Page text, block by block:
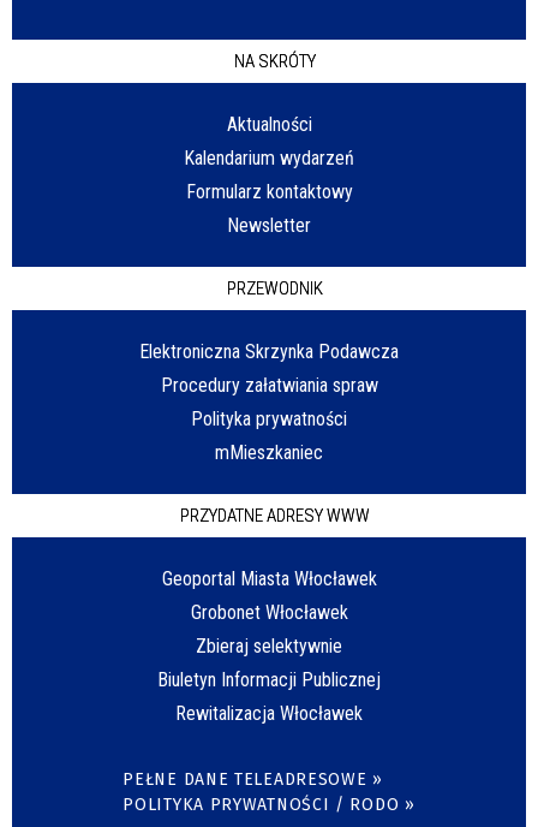
NA SKRÓTY
Aktualności
Kalendarium wydarzeń
Formularz kontaktowy
Newsletter
PRZEWODNIK
Elektroniczna Skrzynka Podawcza
Procedury załatwiania spraw
Polityka prywatności
mMieszkaniec
PRZYDATNE ADRESY WWW
Geoportal Miasta Włocławek
Grobonet Włocławek
Zbieraj selektywnie
Biuletyn Informacji Publicznej
Rewitalizacja Włocławek
PEŁNE DANE TELEADRESOWE »
POLITYKA PRYWATNOŚCI / RODO »